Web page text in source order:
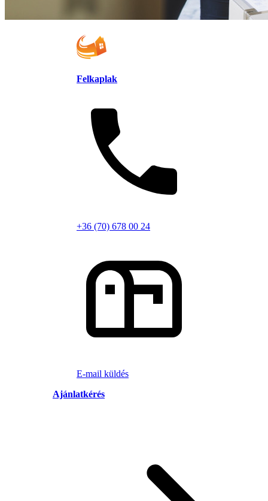
Felkaplak
+36 (70) 678 00 24
E-mail küldés
Ajánlatkérés